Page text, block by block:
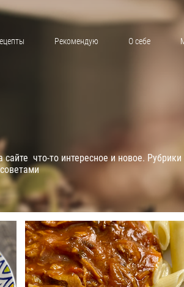
Рекомендую О себе
что-то интересное и новое. Рубрики